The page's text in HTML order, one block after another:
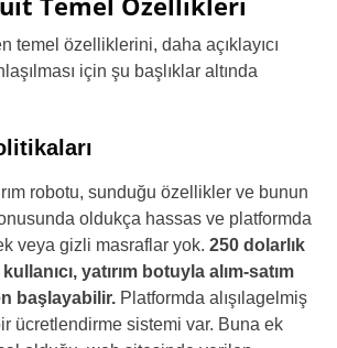
temel özelliklerini, daha açıklayıcı
için şu başlıklar altında
robotu, sunduğu özellikler ve bunun
oldukça hassas ve platformda
veya gizli masraflar yok. 250 dolarlık
yatırım botuyla alım-satım
başlayabilir. Platformda alışılagelmiş
ücretlendirme sistemi var. Buna ek